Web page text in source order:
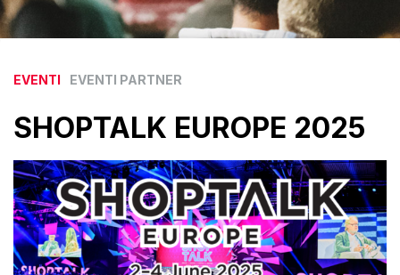
EVENTI EVENTI PARTNER
SHOPTALK EUROPE 2025